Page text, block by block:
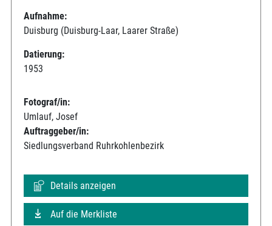
Aufnahme:
Duisburg (Duisburg-Laar, Laarer Straße)
Datierung:
1953
Fotograf/in:
Umlauf, Josef
Auftraggeber/in:
Siedlungsverband Ruhrkohlenbezirk
Details anzeigen
Auf die Merkliste